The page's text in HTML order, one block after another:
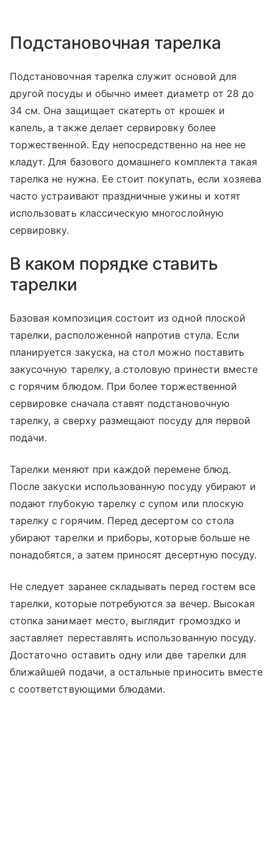
Подстановочная тарелка
Подстановочная тарелка служит основой для
другой посуды и обычно имеет диаметр от 28 до
34 см. Она защищает скатерть от крошек и
капель, а также делает сервировку более
торжественной. Еду непосредственно на нее не
кладут. Для базового домашнего комплекта такая
тарелка не нужна. Ее стоит покупать, если хозяева
часто устраивают праздничные ужины и хотят
использовать классическую многослойную
сервировку.
В каком порядке ставить
тарелки
Базовая композиция состоит из одной плоской
тарелки, расположенной напротив стула. Если
планируется закуска, на стол можно поставить
закусочную тарелку, а столовую принести вместе
с горячим блюдом. При более торжественной
сервировке сначала ставят подстановочную
тарелку, а сверху размещают посуду для первой
подачи.
Тарелки меняют при каждой перемене блюд.
После закуски использованную посуду убирают и
подают глубокую тарелку с супом или плоскую
тарелку с горячим. Перед десертом со стола
убирают тарелки и приборы, которые больше не
понадобятся, а затем приносят десертную посуду.
Не следует заранее складывать перед гостем все
тарелки, которые потребуются за вечер. Высокая
стопка занимает место, выглядит громоздко и
заставляет переставлять использованную посуду.
Достаточно оставить одну или две тарелки для
ближайшей подачи, а остальные приносить вместе
с соответствующими блюдами.